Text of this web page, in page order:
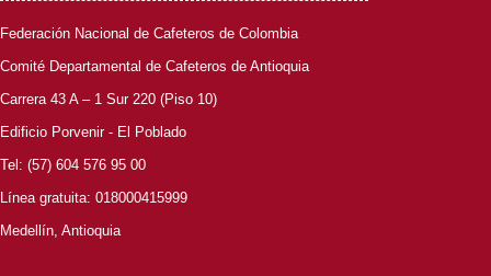
Federación Nacional de Cafeteros de Colombia
Comité Departamental de Cafeteros de Antioquia
Carrera 43 A – 1 Sur 220 (Piso 10)
Edificio Porvenir - El Poblado
Tel: (57) 604 576 95 00
Línea gratuita: 018000415999
Medellín, Antioquia